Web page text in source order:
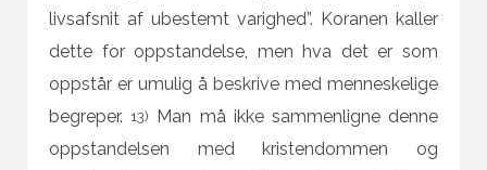
livsafsnit af ubestemt varighed”. Koranen kaller
dette for oppstandelse, men hva det er som
oppstår er umulig å beskrive med menneskelige
begreper. 13) Man må ikke sammenligne denne
oppstandelsen med kristendommen og